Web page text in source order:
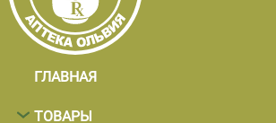
ГЛАВНАЯ
ТОВАРЫ